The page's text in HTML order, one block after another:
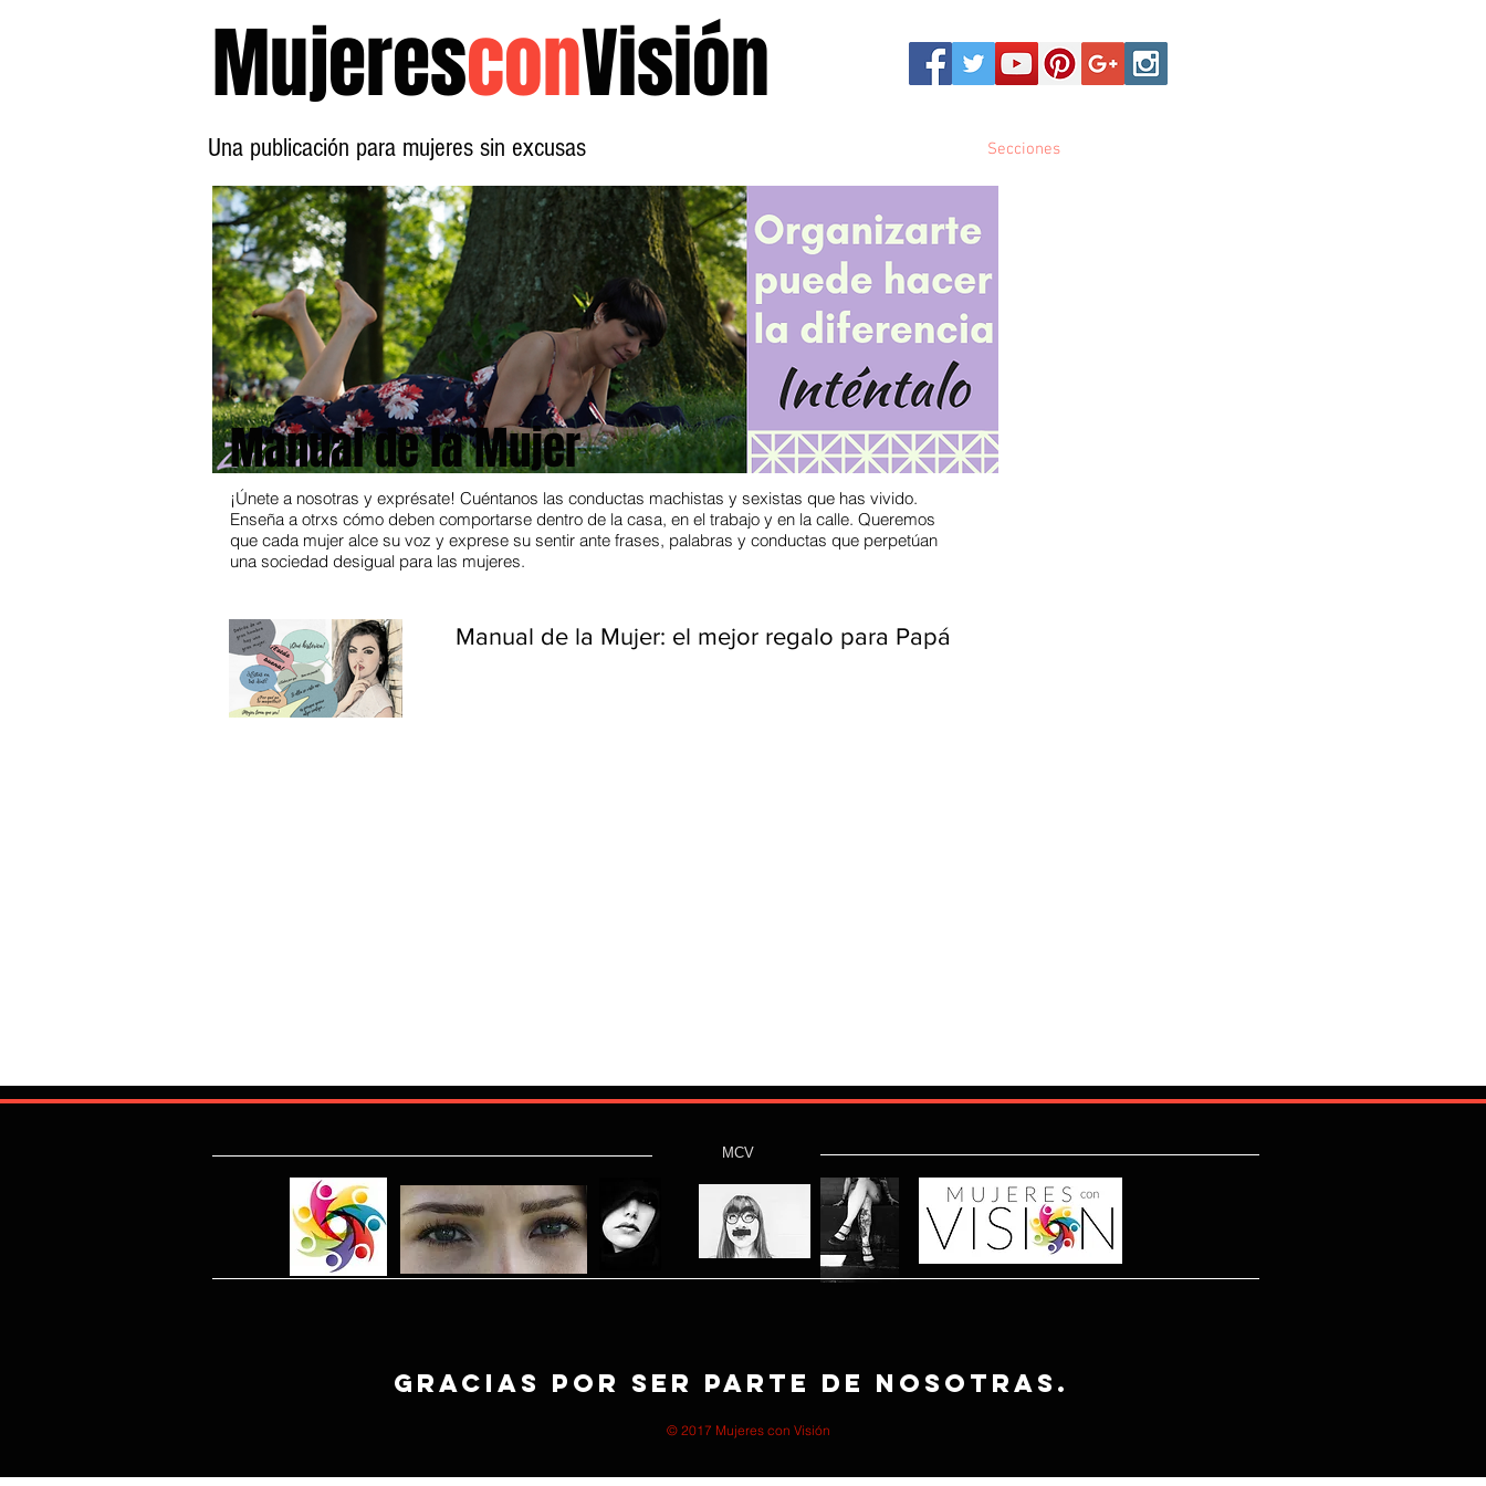
MujeresconVisión
Una publicación para mujeres sin excusas Secciones
Manual de la Mujer
¡Únete a nosotras y exprésate! Cuéntanos las conductas machistas y sexistas que has vivido.
Enseña a otrxs cómo deben comportarse dentro de la casa, en el trabajo y en la calle. Queremos
que cada mujer alce su voz y exprese su sentir ante frases, palabras y conductas que perpetúan
una sociedad desigual para las mujeres.
Manual de la Mujer: el mejor regalo para Papá
MCV
Gracias por ser parte de nosotras.
© 2017 Mujeres con Visión